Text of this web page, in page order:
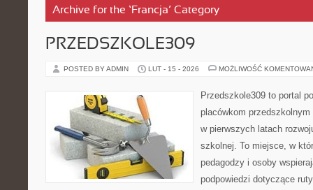
Archive for the ‘Francja’ Category
PRZEDSZKOLE309
POSTED BY ADMIN LUT - 15 - 2026 MOŻLIWOŚĆ
Przedszkole309 to portal
placówkom
w pierwszych latach
szkolnej. To miejsce, w
pedagodzy i osoby
podpowiedzi dotyczące